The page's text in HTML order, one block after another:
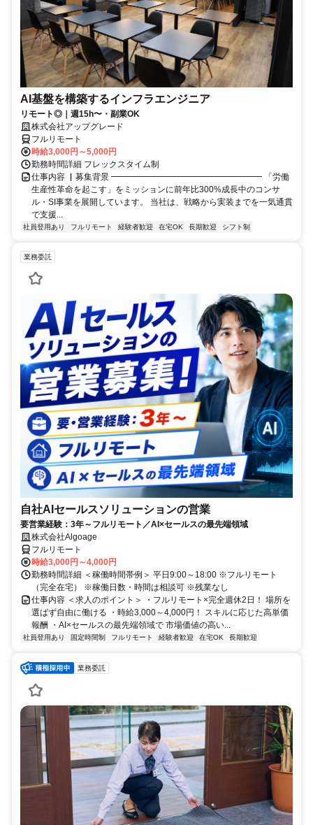
AI基盤を構築するインフラエンジニア
リモート◎｜週15h〜・副業OK
株式会社アップグレード
フルリモート
時給3,000円～5,000円
勤務時間詳細 フレックスタイム制
仕事内容 ▏募集背景 ━━━━━━━━━━━━━━━━━━ 「労働
生産性革命を起こす」をミッションに前年比300%成長中のコンサ
ル・SI事業を展開しています。 当社は、戦略から実装までを一気通貫
で支援...
社員登用あり フルリモート 経験者歓迎 在宅OK 長期歓迎 シフト制
業務委託
自社AIセールスソリューションの営業
要営業経験：3年～フルリモート／AI×セールスの最先端領域
株式会社Algoage
フルリモート
時給3,000円～4,000円
勤務時間詳細 ＜稼働時間帯例＞ 平日9:00～18:00 ※フルリモート
（完全在宅） ※稼働日数・時間は相談可 ※残業なし
仕事内容 ＜求人のポイント＞ ・フルリモート×完全週休2日！ 場所を
選ばず自由に働ける ・時給3,000～4,000円！ スキルに応じた高単価
報酬 ・AI×セールスの最先端領域で 市場価値の高い...
社員登用あり 固定時間制 フルリモート 経験者歓迎 在宅OK 長期歓迎
業務委託